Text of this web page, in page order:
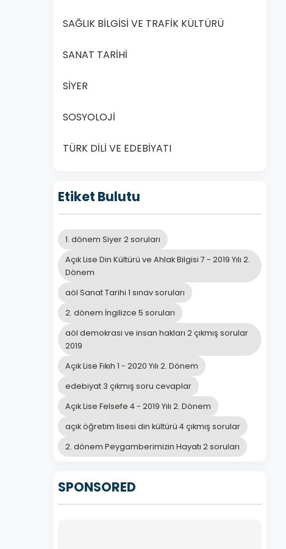
SAĞLIK BİLGİSİ VE TRAFİK KÜLTÜRÜ
SANAT TARİHİ
SİYER
SOSYOLOJİ
TÜRK DİLİ VE EDEBİYATI
Etiket Bulutu
1. dönem Siyer 2 soruları
Açık Lise Din Kültürü ve Ahlak Bilgisi 7 - 2019 Yılı 2.
Dönem
aöl Sanat Tarihi 1 sınav soruları
2. dönem İngilizce 5 soruları
aöl demokrasi ve insan hakları 2 çıkmış sorular
2019
Açık Lise Fıkıh 1 - 2020 Yılı 2. Dönem
edebiyat 3 çıkmış soru cevaplar
Açık Lise Felsefe 4 - 2019 Yılı 2. Dönem
açık öğretim lisesi din kültürü 4 çıkmış sorular
2. dönem Peygamberimizin Hayatı 2 soruları
SPONSORED